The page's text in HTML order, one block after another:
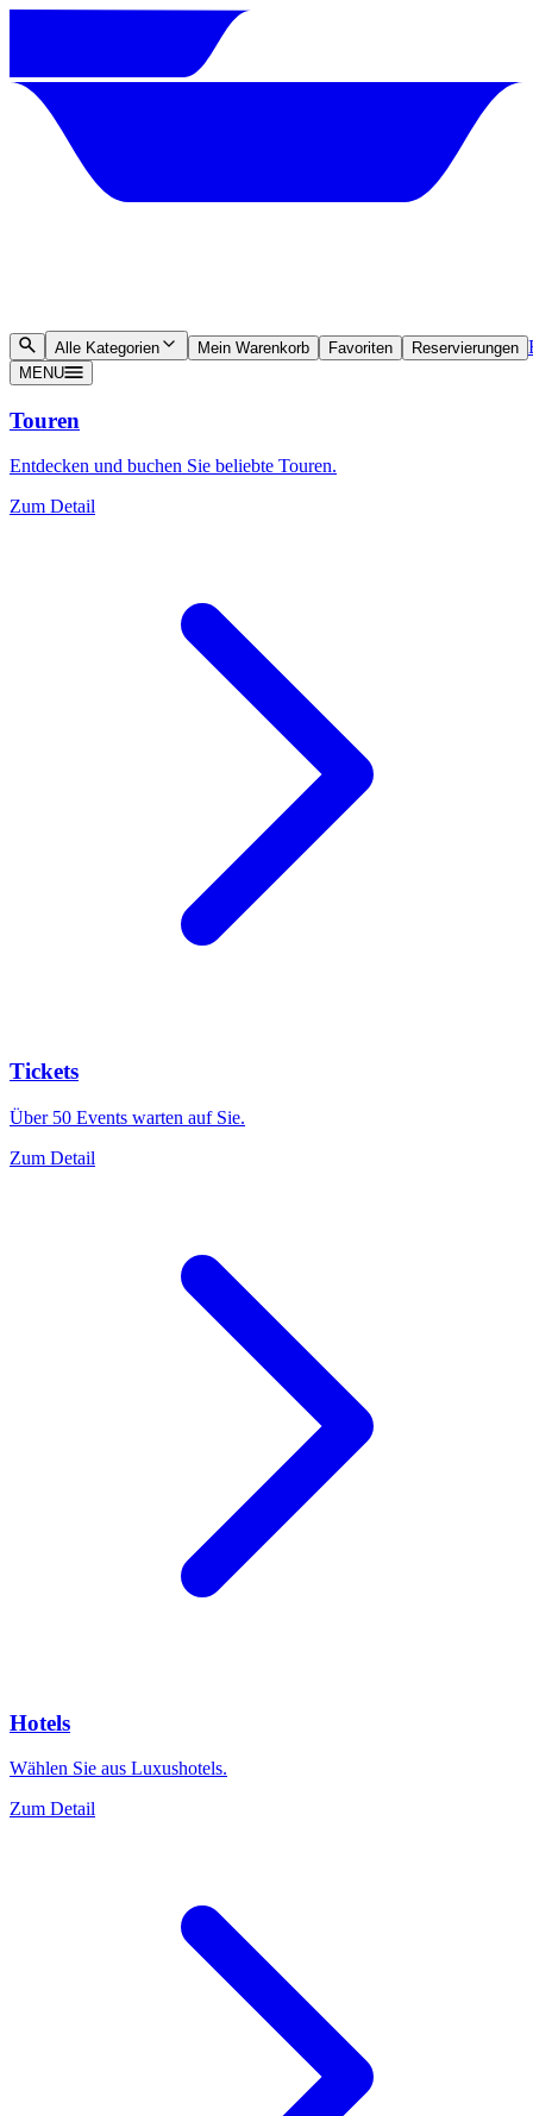
Alle Kategorien Mein Warenkorb Favoriten Reservierungen
MENU
Touren
Entdecken und buchen Sie beliebte Touren.
Zum Detail
Tickets
Über 50 Events warten auf Sie.
Zum Detail
Hotels
Wählen Sie aus Luxushotels.
Zum Detail